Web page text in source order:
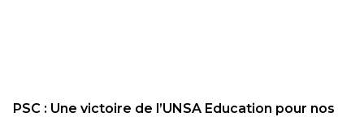
PSC : Une victoire de l’UNSA Education pour nos